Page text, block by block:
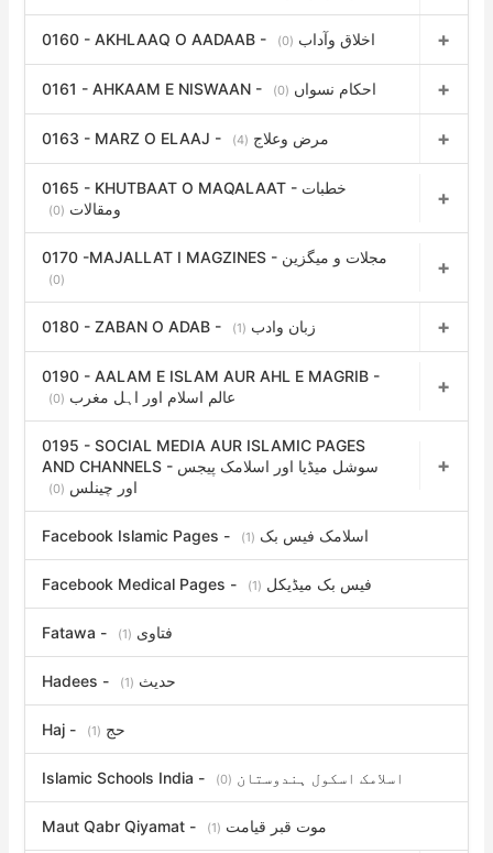
0160 - AKHLAAQ O AADAAB - اخلاق وآداب (0)
0161 - AHKAAM E NISWAAN - احکام نسواں (0)
0163 - MARZ O ELAAJ - مرض وعلاج (4)
0165 - KHUTBAAT O MAQALAAT - خطبات
ومقالات (0)
0170 -MAJALLAT I MAGZINES - مجلات و میگزین
(0)
0180 - ZABAN O ADAB - زبان وادب (1)
0190 - AALAM E ISLAM AUR AHL E MAGRIB -
عالم اسلام اور اہل مغرب (0)
0195 - SOCIAL MEDIA AUR ISLAMIC PAGES
AND CHANNELS - سوشل میڈیا اور اسلامک پیجس
اور چینلس (0)
Facebook Islamic Pages - اسلامک فیس بک (1)
Facebook Medical Pages - فیس بک میڈیکل (1)
Fatawa - فتاوی (1)
Hadees - حدیث (1)
Haj - حج (1)
Islamic Schools India - اسلامک اسکول ہندوستان (0)
Maut Qabr Qiyamat - موت قبر قیامت (1)